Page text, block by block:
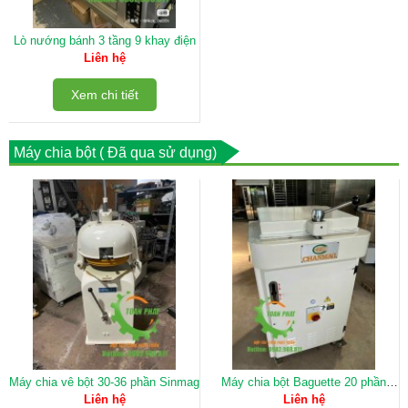
Lò nướng bánh 3 tầng 9 khay điện
Liên hệ
Xem chi tiết
Máy chia bột ( Đã qua sử dụng)
Máy chia vê bột 30-36 phần Sinmag
Liên hệ
Máy chia bột Baguette 20 phần
Chanmag
Liên hệ